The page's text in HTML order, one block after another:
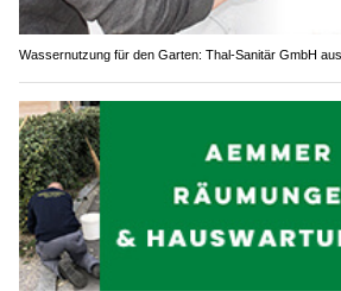
Wassernutzung für den Garten: Thal-Sanitär GmbH